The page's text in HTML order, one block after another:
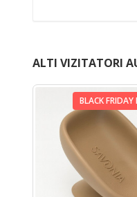
ALTI VIZITATORI
BLACK FRIDAY